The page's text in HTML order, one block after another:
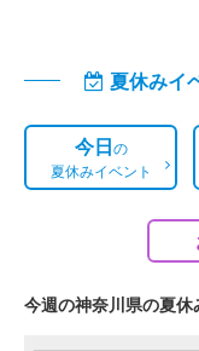
夏休みイ
今日の
夏休みイベント
今週の神奈川県の夏休